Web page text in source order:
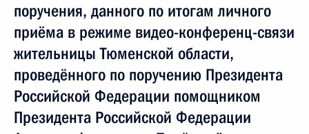
поручения, данного по итогам личного
приёма в режиме видео-конференц-связи
жительницы Тюменской области,
проведённого по поручению Президента
Российской Федерации помощником
Президента Российской Федерации